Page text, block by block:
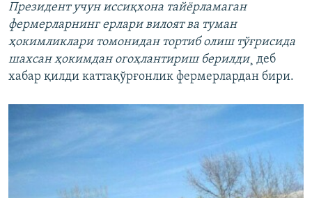
Президент учун иссиқхона тайëрламаган
фермерларнинг ерлари вилоят ва туман
ҳокимликлари томонидан тортиб олиш тўғрисида
шахсан ҳокимдан огоҳлантириш берилди¸ деб
хабар қилди каттақўрғонлик фермерлардан бири.